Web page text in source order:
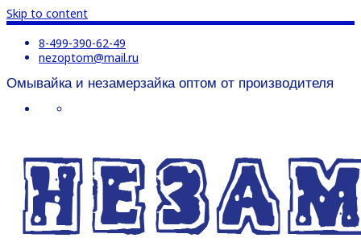
Skip to content
8-499-390-62-49
nezoptom@mail.ru
Омывайка и незамерзайка оптом от производителя